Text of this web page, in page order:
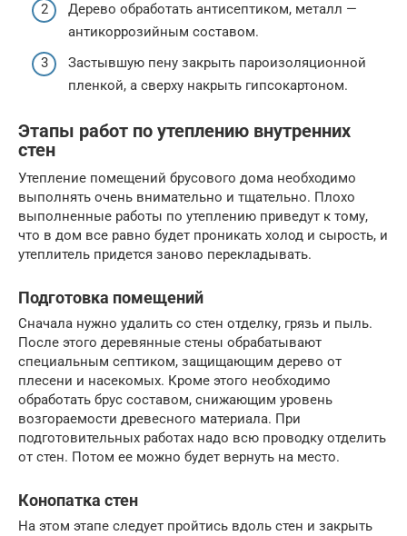
Дерево обработать антисептиком, металл —
антикоррозийным составом.
Застывшую пену закрыть пароизоляционной
пленкой, а сверху накрыть гипсокартоном.
Этапы работ по утеплению внутренних
стен
Утепление помещений брусового дома необходимо
выполнять очень внимательно и тщательно. Плохо
выполненные работы по утеплению приведут к тому,
что в дом все равно будет проникать холод и сырость, и
утеплитель придется заново перекладывать.
Подготовка помещений
Сначала нужно удалить со стен отделку, грязь и пыль.
После этого деревянные стены обрабатывают
специальным септиком, защищающим дерево от
плесени и насекомых. Кроме этого необходимо
обработать брус составом, снижающим уровень
возгораемости древесного материала. При
подготовительных работах надо всю проводку отделить
от стен. Потом ее можно будет вернуть на место.
Конопатка стен
На этом этапе следует пройтись вдоль стен и закрыть